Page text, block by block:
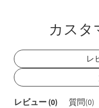
カスタ
レ
レビュー (0) 質問(0)